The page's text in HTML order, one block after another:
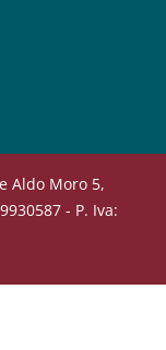
Aldo Moro 5,
- P. Iva: